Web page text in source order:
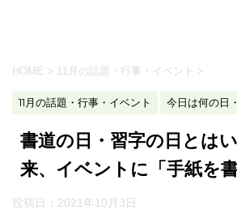
HOME > 11月の話題・行事・イベント >
11月の話題・行事・イベント 今日は何の日
書道の日・習字の日とは
来、イベントに「手紙を書
投稿日： 2021年10月3日